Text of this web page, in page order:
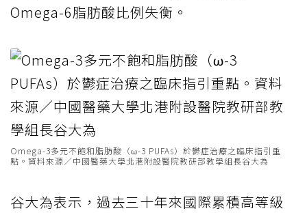
Omega-6脂肪酸比例失衡。
Omega-3多元不飽和脂肪酸（ω-3 PUFAs）於鬱症治療之臨床指引重
點。資料來源／中國醫藥大學北港附設醫院教研部教學組長谷大為
谷大為表示，過去三十年來國際累積高等級